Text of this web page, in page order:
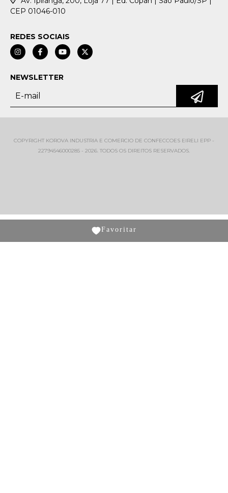
CEP 01046-010
REDES SOCIAIS
NEWSLETTER
COPYRIGHT KOROVA INDUSTRIA E COMERCIO DE CONFECCOES EIRELI EPP -
22794546000285 - 2026. TODOS OS DIREITOS RESERVADOS.